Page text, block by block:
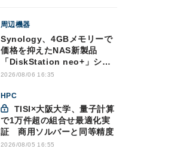
周辺機器
Synology、4GBメモリーで
価格を抑えたNAS新製品
「DiskStation neo+」シリ
ーズ
2026/08/06 16:35
HPC
で1万件超の組合せ最適化実
証 商用ソルバーと同等精度
2026/08/05 16:55